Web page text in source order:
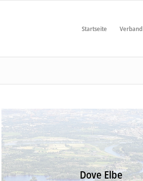
Startseite Verband
Dove Elbe